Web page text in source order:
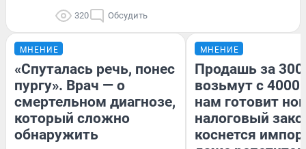
320 Обсудить
МНЕНИЕ
«Спуталась речь, понес
пургу». Врач — о
смертельном диагнозе,
который сложно
обнаружить
МНЕНИЕ
Продашь за
возьмут с
нам готовит
налоговый
коснется